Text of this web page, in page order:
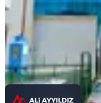
Ali Ayyıldız Gayrimenkul
Ara